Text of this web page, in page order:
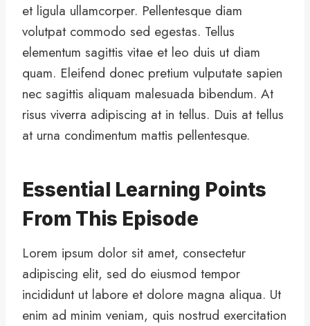
et ligula ullamcorper. Pellentesque diam
volutpat commodo sed egestas. Tellus
elementum sagittis vitae et leo duis ut diam
quam. Eleifend donec pretium vulputate sapien
nec sagittis aliquam malesuada bibendum. At
risus viverra adipiscing at in tellus. Duis at tellus
at urna condimentum mattis pellentesque.
Essential Learning Points
From This Episode
Lorem ipsum dolor sit amet, consectetur
adipiscing elit, sed do eiusmod tempor
incididunt ut labore et dolore magna aliqua. Ut
enim ad minim veniam, quis nostrud exercitation